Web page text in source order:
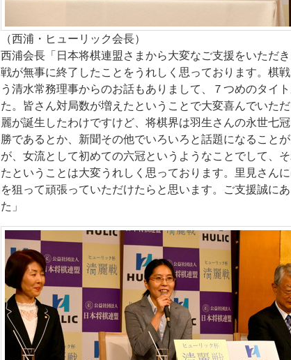
（西浦・ヒューリック会長）
西浦会長「日本将棋連盟さまから大変なご支援をいただ
戦が無事に終了したことをうれしく思っております。棋
う清水常務理事からのお話もありまして、７つめのタイ
た。皆さん対局数が増えたということで大変喜んでいた
麗が誕生したわけですけど、将棋界は羽生さんの永世七
勝であるとか、新聞その他でいろいろと話題になること
が、女流として初めての六冠というようなことでして、
たということは大変うれしく思っております。里見さん
を狙って頑張っていただけたらと思います。ご支援誠に
た」